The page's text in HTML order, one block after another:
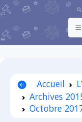
Accueil
Archives
Octobre